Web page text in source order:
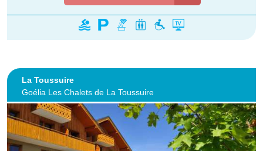
La Toussuire
Goélia Les Chalets de La Toussuire